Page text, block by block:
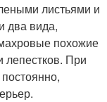
листьями и
два вида,
похожие
лепестков. При